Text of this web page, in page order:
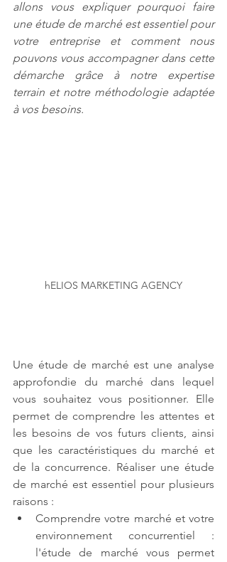
allons vous expliquer pourquoi faire
une étude de marché est essentiel pour
votre entreprise et comment nous
pouvons vous accompagner dans cette
démarche grâce à notre expertise
terrain et notre méthodologie adaptée
à vos besoins.
hELIOS MARKETING AGENCY
Une étude de marché est une analyse
approfondie du marché dans lequel
vous souhaitez vous positionner. Elle
permet de comprendre les attentes et
les besoins de vos futurs clients, ainsi
que les caractéristiques du marché et
de la concurrence. Réaliser une étude
de marché est essentiel pour plusieurs
raisons :
Comprendre votre marché et votre
environnement concurrentiel :
l'étude de marché vous permet